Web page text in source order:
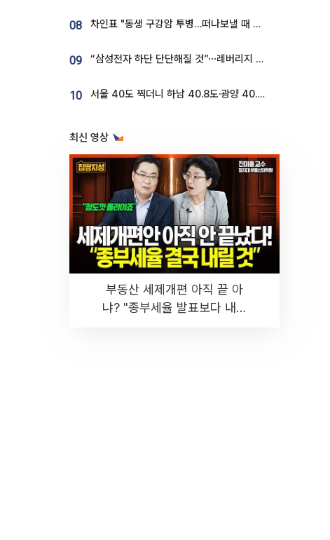
08 차인표 "동생 구강암 투병…떠나보낼 때 가장 힘들었다”
09 “삼성전자 하단 단단해질 것”⋯레버리지 규제에 쏠림 완화 [찐코노미]
10 서울 40도 찍더니 하남 40.8도·광양 40.2도…전국 '펄펄'
최신 영상
부동산 세제개편 아직 끝 아
냐? "종부세율 발표보다 내릴